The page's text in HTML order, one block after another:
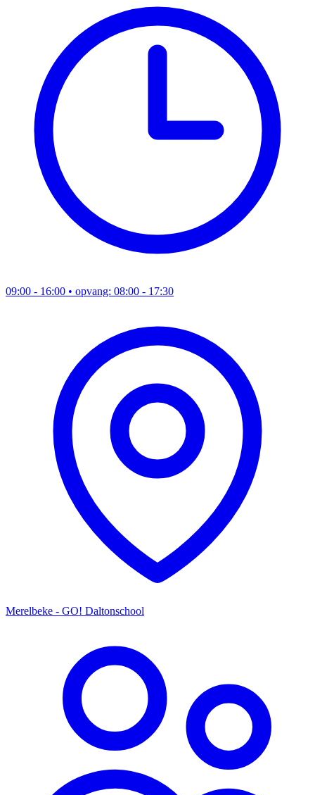
09:00 - 16:00 • opvang: 08:00 - 17:30
Merelbeke - GO! Daltonschool